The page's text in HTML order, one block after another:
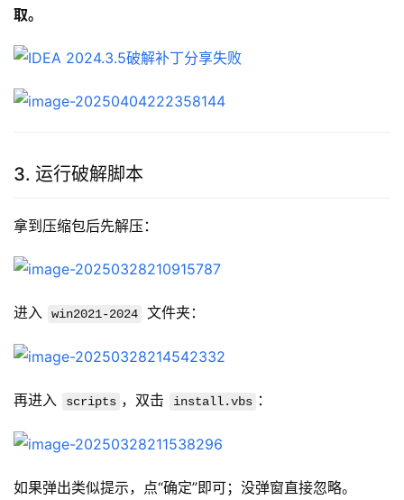
取。
3. 运行破解脚本
拿到压缩包后先解压：
进入 win2021-2024 文件夹：
再进入 scripts ，双击 install.vbs ：
如果弹出类似提示，点“确定”即可；没弹窗直接忽略。